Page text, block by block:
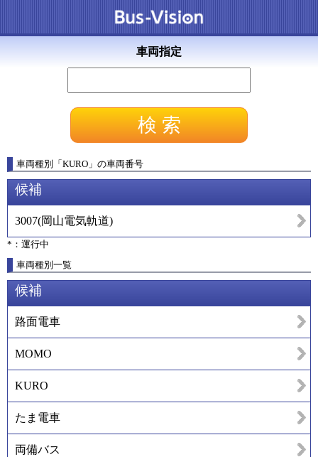
車両指定
車両種別 「 KURO 」 の車両番号
候補
3007(岡山電気軌道)
*：運行中
車両種別一覧
候補
路面電車
MOMO
KURO
たま電車
両備バス